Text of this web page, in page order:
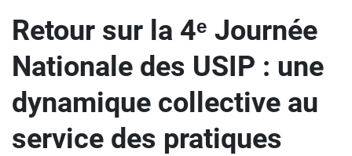
Retour sur la 4ᵉ Journée
Nationale des USIP : une
dynamique collective au
service des pratiques